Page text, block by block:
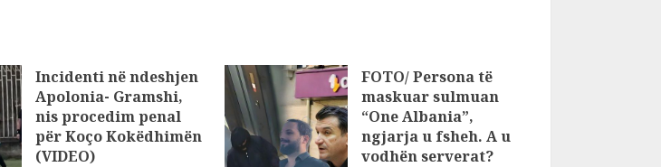
Incidenti në ndeshjen
Apolonia- Gramshi,
nis procedim penal
për Koço Kokëdhimën
(VIDEO)
FOTO/ Persona të
maskuar sulmuan
“One Albania”,
ngjarja u fsheh. A u
vodhën serverat?